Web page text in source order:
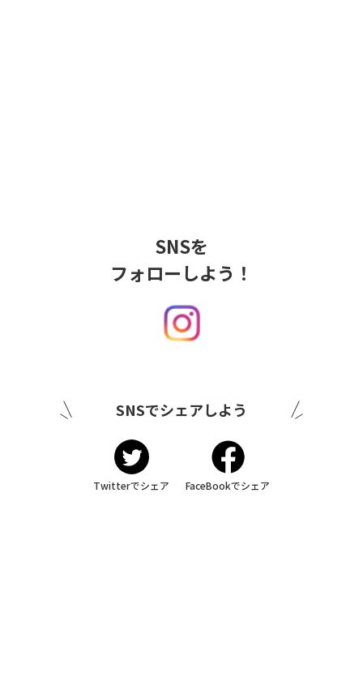
SNSを
フォローしよう！
SNSでシェアしよう
Twitterでシェア FaceBookでシェア